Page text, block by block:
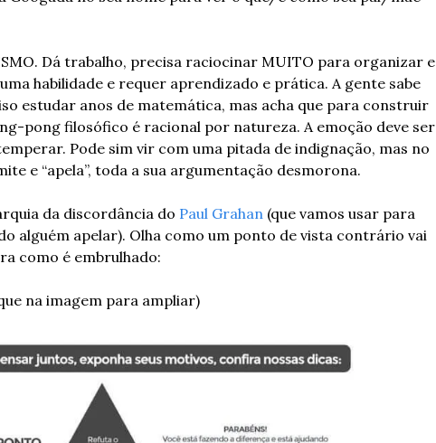
Dá trabalho, precisa raciocinar MUITO para organizar e
habilidade e requer aprendizado e prática. A gente sabe
estudar anos de matemática, mas acha que para construir
pong filosófico é racional por natureza. A emoção deve ser
Pode sim vir com uma pitada de indignação, mas no
e “apela”, toda a sua argumentação desmorona.
da discordância do Paul Grahan (que vamos usar para
alguém apelar). Olha como um ponto de vista contrário vai
como é embrulhado:
na imagem para ampliar)